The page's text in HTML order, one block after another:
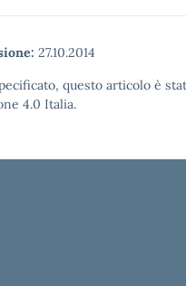
27.10.2014
questo articolo è
4.0 Italia.